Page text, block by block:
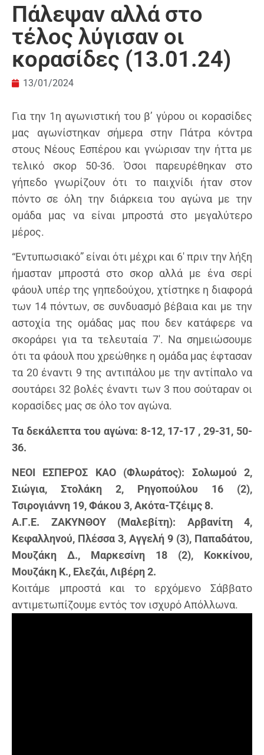
Πάλεψαν αλλά στο
τέλος λύγισαν οι
κορασίδες (13.01.24)
13/01/2024
Για την 1η αγωνιστική του β’ γύρου οι κορασίδες
μας αγωνίστηκαν σήμερα στην Πάτρα κόντρα
στους Νέους Εσπέρου και γνώρισαν την ήττα με
τελικό σκορ 50-36. Όσοι παρευρέθηκαν στο
γήπεδο γνωρίζουν ότι το παιχνίδι ήταν στον
πόντο σε όλη την διάρκεια του αγώνα με την
ομάδα μας να είναι μπροστά στο μεγαλύτερο
μέρος.
“Εντυπωσιακό” είναι ότι μέχρι και 6′ πριν την λήξη
ήμασταν μπροστά στο σκορ αλλά με ένα σερί
φάουλ υπέρ της γηπεδούχου, χτίστηκε η διαφορά
των 14 πόντων, σε συνδυασμό βέβαια και με την
αστοχία της ομάδας μας που δεν κατάφερε να
σκοράρει για τα τελευταία 7′. Να σημειώσουμε
ότι τα φάουλ που χρεώθηκε η ομάδα μας έφτασαν
τα 20 έναντι 9 της αντιπάλου με την αντίπαλο να
σουτάρει 32 βολές έναντι των 3 που σούταραν οι
κορασίδες μας σε όλο τον αγώνα.
Τα δεκάλεπτα του αγώνα: 8-12, 17-17 , 29-31, 50-
36.
NEOI ΕΣΠΕΡΟΣ ΚΑΟ (Φλωράτος): Σολωμού 2,
Σιώγια, Στολάκη 2, Ρηγοπούλου 16 (2),
Τσιρογιάννη 19, Φάκου 3, Ακότα-Τζέιμς 8.
Α.Γ.Ε. ΖΑΚΥΝΘΟΥ (Μαλεβίτη): Αρβανίτη 4,
Κεφαλληνού, Πλέσσα 3, Αγγελή 9 (3), Παπαδάτου,
Μουζάκη Δ., Μαρκεσίνη 18 (2), Κοκκίνου,
Μουζάκη Κ., Ελεζάι, Λιβέρη 2.
Κοιτάμε μπροστά και το ερχόμενο Σάββατο
αντιμετωπίζουμε εντός τον ισχυρό Απόλλωνα.